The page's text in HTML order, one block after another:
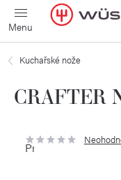
Přejít
na
obsah
Kuchařské nože
CRAFTER
Průměrné
hodnocení